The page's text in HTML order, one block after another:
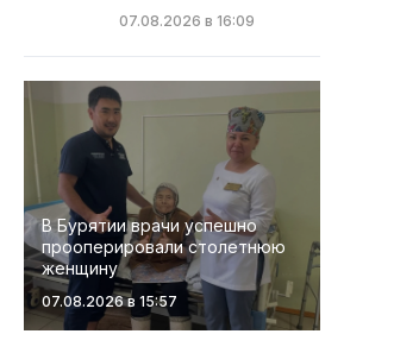
07.08.2026 в 16:09
В Бурятии врачи успешно
прооперировали столетнюю
женщину
07.08.2026 в 15:57